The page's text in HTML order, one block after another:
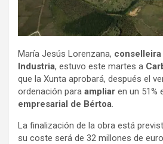
María Jesús Lorenzana, conselleira
Industria, estuvo este martes a
que la Xunta aprobará, después el
ordenación para ampliar en un 51%
empresarial de Bértoa.
La finalización de la obra está
su coste será de 32 millones de